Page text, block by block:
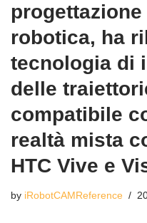
robotica, ha
tecnologia di
delle
compatibile
realtà mista
HTC Vive e
by iRobotCAMReference